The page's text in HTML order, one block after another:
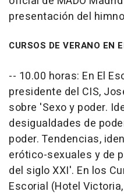
presentación del
CURSOS DE VERANO EN
-- 10.00 horas: En El
presidente del CIS,
sobre 'Sexo y poder.
desigualdades de
poder. Tendencias,
erótico-sexuales y de
del siglo XXI'. En los
Escorial (Hotel